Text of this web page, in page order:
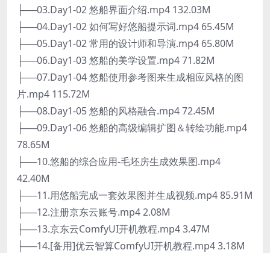
├──03.Day1-02 悠船界面介绍.mp4 132.03M
├──04.Day1-02 如何写好悠船提示词.mp4 65.45M
├──05.Day1-02 常用的设计师和导演.mp4 65.80M
├──06.Day1-03 悠船的美学设置.mp4 71.82M
├──07.Day1-04 悠船使用参考图来生成相应风格的图
片.mp4 115.72M
├──08.Day1-05 悠船的风格融合.mp4 72.45M
├──09.Day1-06 悠船的高级编辑扩图＆转绘功能.mp4
78.65M
├──10.悠船的综合应用-毛坯房生成效果图.mp4
42.40M
├──11.用悠船完成一套效果图并生成视频.mp4 85.91M
├──12.注册京东云账号.mp4 2.08M
├──13.京东云ComfyUI开机教程.mp4 3.47M
├──14.[备用]优云智算ComfyUI开机教程.mp4 3.18M